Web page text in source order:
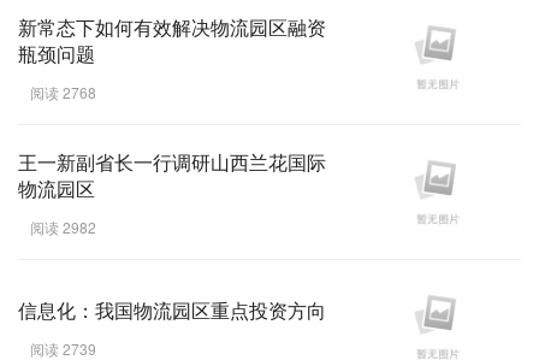
新常态下如何有效解决物流园区融资
瓶颈问题
阅读 2768
王一新副省长一行调研山西兰花国际
物流园区
阅读 2982
信息化：我国物流园区重点投资方向
阅读 2739